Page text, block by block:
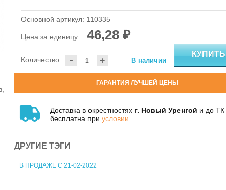
Основной артикул: 110335
Цена за единицу: 46,28 ₽
- +
Количество: В наличии
КУПИТЬ
ГАРАНТИЯ ЛУЧШЕЙ ЦЕНЫ
Доставка в окрестностях г. Новый Уренгой и до ТК
бесплатна при условии
ДРУГИЕ ТЭГИ
В ПРОДАЖЕ С 21-02-2022